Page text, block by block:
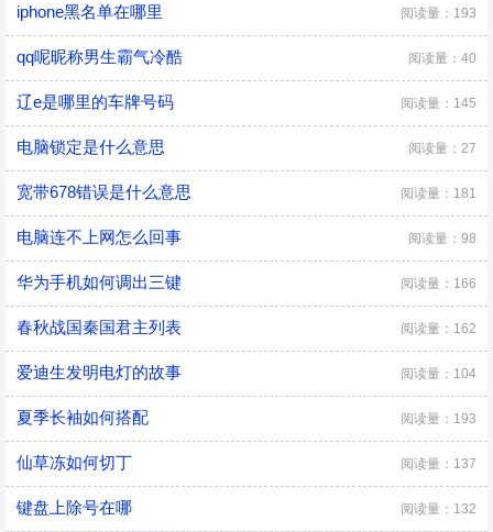
iphone黑名单在哪里 阅读量：193
qq呢昵称男生霸气冷酷 阅读量：40
辽e是哪里的车牌号码 阅读量：145
电脑锁定是什么意思 阅读量：27
宽带678错误是什么意思 阅读量：181
电脑连不上网怎么回事 阅读量：98
华为手机如何调出三键 阅读量：166
春秋战国秦国君主列表 阅读量：162
爱迪生发明电灯的故事 阅读量：104
夏季长袖如何搭配 阅读量：193
仙草冻如何切丁 阅读量：137
键盘上除号在哪 阅读量：132